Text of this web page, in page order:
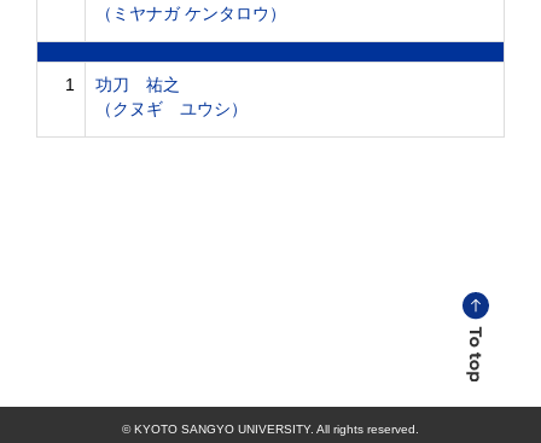
（ミヤナガ ケンタロウ）
1
功刀 祐之
（クヌギ ユウシ）
© KYOTO SANGYO UNIVERSITY. All rights reserved.